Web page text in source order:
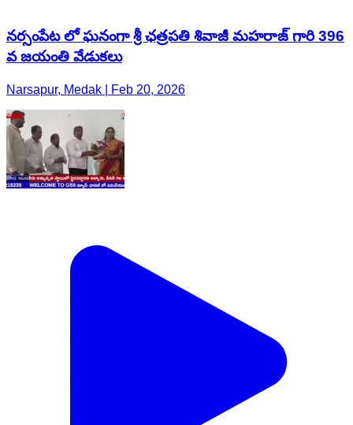
నర్సంపేట లో ఘనంగా శ్రీ ఛత్రపతి శివాజీ మహరాజ్ గారి 396
వ జయంతి వేడుకలు
Narsapur, Medak | Feb 20, 2026